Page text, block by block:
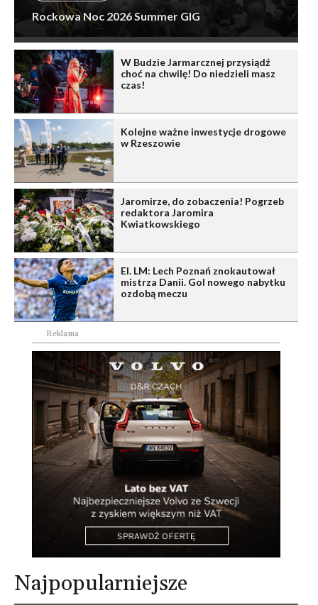
Rockowa Noc 2026 Summer GIG
W Budzie Jarmarcznej przysiądź
choć na chwilę! Do niedzieli masz
czas!
Kolejne ważne inwestycje drogowe
w Rzeszowie
Jaromirze, do zobaczenia! Pogrzeb
redaktora Jaromira
Kwiatkowskiego
El. LM: Lech Poznań znokautował
mistrza Danii. Gol nowego nabytku
ozdobą meczu
Reklama
Najpopularniejsze